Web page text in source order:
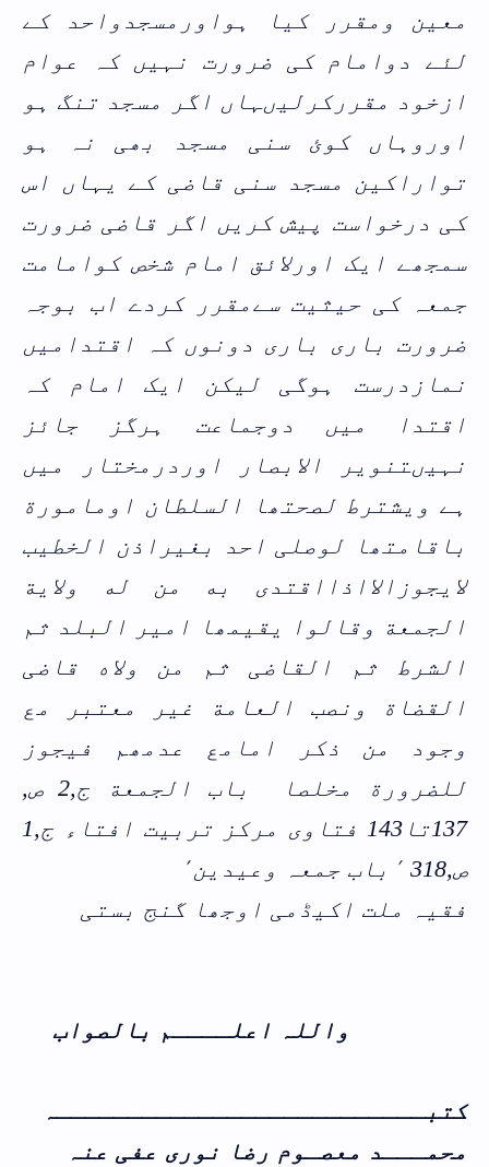
معین ومقرر کیا ہواورمسجدواحد کے
لئے دوامام کی ضرورت نہیں کہ عوام
ازخود مقررکرلیںہاں اگر مسجد تنگ ہو
اوروہاں کوئ سنی مسجد بھی نہ ہو
تواراکین مسجد سنی قاضی کے یہاں اس
کی درخواست پیش کریں اگر قاضی ضرورت
سمجھے ایک اورلائق امام شخص کوامامت
جمعہ کی حیثیت سےمقرر کردے اب بوجہ
ضرورت باری باری دونوں کہ اقتدامیں
نمازدرست ہوگی لیکن ایک امام کہ
اقتدا میں دوجماعت ہرگز جائز
نہیںتنویر الابصار اوردرمختار میں
ہے ویشترط لصحتھا السلطان اومامورة
باقامتھا لوصلی احد بغیراذن الخطیب
لایجوزالااذااقتدی به من له ولایة
الجمعة وقالوا یقیمھا امیر البلد ثم
الشرط ثم القاضی ثم من ولاه قاضی
القضاة ونصب العامة غیر معتبر مع
وجود من ذکر امامع عدمھم فیجوز
للضرورة مخلصا
باب الجمعة ج,2 ص,
137تا143
فتاوی مرکز تربیت افتاء ج,1
ص,318 ٬باب جمعہ وعیدین٬
فقیہ ملت اکیڈمی اوجھا گنج بستی
واللہ اعلــــم بالصواب
کتبــــــــــــــــــــــــــہ
محمـــد معصـوم رضا نوری عفی عنہ